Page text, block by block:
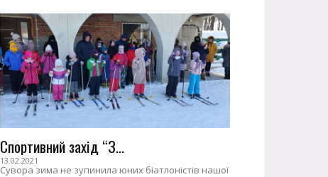
Спортивний захід “З...
13.02.2021
Сувора зима не зупинила юних біатлоністів нашої